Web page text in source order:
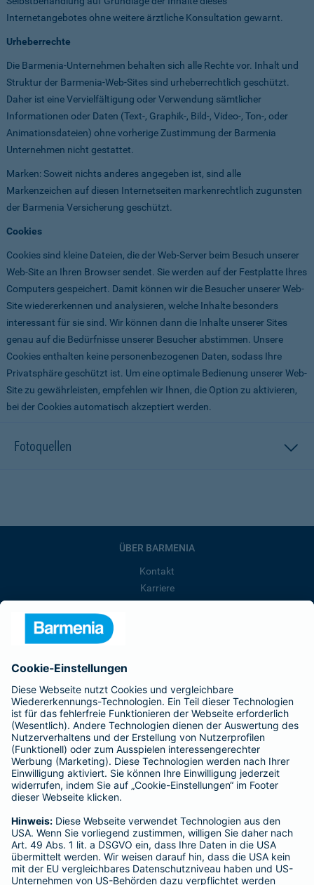
Internetangebotes ohne weitere ärztliche Konsultation gewarnt.
Urheberrechte
Die Barmenia-Unternehmen behalten sich alle Rechte vor. Inhalt und
Struktur der Barmenia-Web-Sites sind urheberrechtlich geschützt.
Daher ist eine Vervielfältigung oder Verwendung sämtlicher
Informationen oder Daten (Text-, Graphik-, Bild-, Video-, Ton-, oder
Animationsdateien) ohne vorherige Zustimmung der Barmenia
Unternehmen nicht gestattet.
Marken: Soweit nichts anderes angegeben ist, sind alle
Markenzeichen auf diesen Internetseiten markenrechtlich zugunsten
der Barmenia Versicherung geschützt.
Cookies
Cookies sind kleine Dateien, die der Web-Server beim Besuch unserer
Web-Site an Ihren Browser sendet. Sie werden auf der Festplatte Ihres
Computers gespeichert. Damit können wir die Besucher unserer Web-
Site wiedererkennen und analysieren, welche Inhalte besonders
interessant für sie sind. Wir können dann die Inhalte unserer Sites
genau auf die Bedürfnisse unserer Besucher abstimmen. Unsere
Cookies enthalten keine personenbezogenen Daten, sodass Ihre
Privatsphäre geschützt ist. Um eine optimale Bedienung unserer Web-
Site zu gewährleisten, empfehlen wir Ihnen, die Option zu aktivieren,
bei der Cookies automatisch akzeptiert werden.
Fotoquellen
ÜBER BARMENIA
Kontakt
Karriere
Barmenia ist Teil der BarmeniaGothaer
BELIEBTE SEITEN
Kranken-Zusatzversicherung
Tierversicherungen
Haftpflichtversicherung
Hausratversicherung
Adresse ändern
Schaden melden
Kilometerstandsmeldung
Serviceübersicht